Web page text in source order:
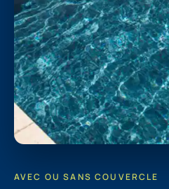
AVEC OU SANS COUVERCLE